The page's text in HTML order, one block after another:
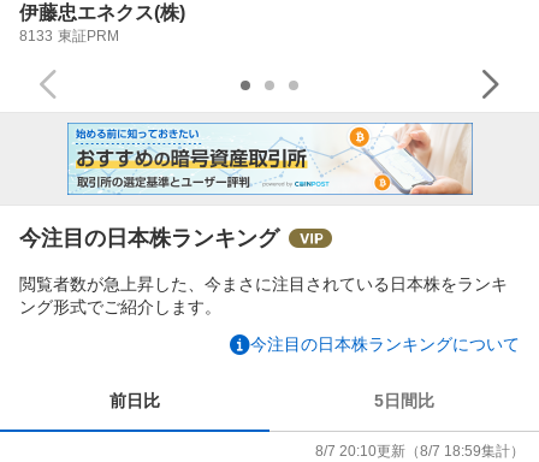
伊藤忠エネクス(株)
8133 東証PRM
今注目の日本株ランキング
閲覧者数が急上昇した、今まさに注目されている日本株をランキ
ング形式でご紹介します。
今注目の日本株ランキングについて
前日比 5日間比
8/7 20:10更新 （8/7 18:59集計）